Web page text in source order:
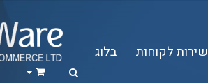
שירות לקוחות בלוג